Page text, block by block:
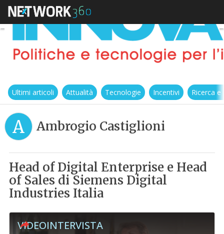
Ultimi articoli Attualità Tecnologie Incentivi Ricerca
A Ambrogio Castiglioni
Head of Digital Enterprise e Head
of Sales di Siemens Digital
Industries Italia
VIDEOINTERVISTA